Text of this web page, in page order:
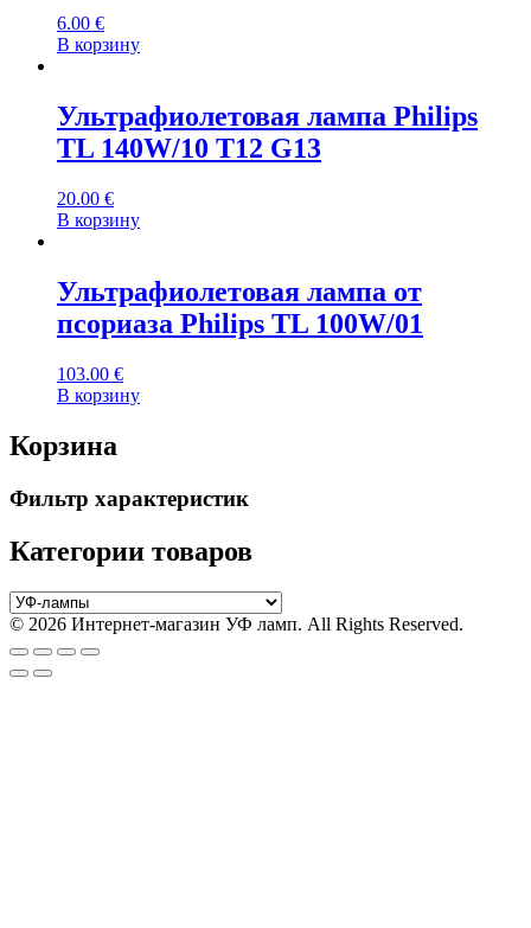
6.00 €
В корзину
Ультрафиолетовая лампа Philips
TL 140W/10 T12 G13
20.00 €
В корзину
Ультрафиолетовая лампа от
псориаза Philips TL 100W/01
103.00 €
В корзину
Корзина
Фильтр характеристик
Категории товаров
© 2026 Интернет-магазин УФ ламп. All Rights Reserved.